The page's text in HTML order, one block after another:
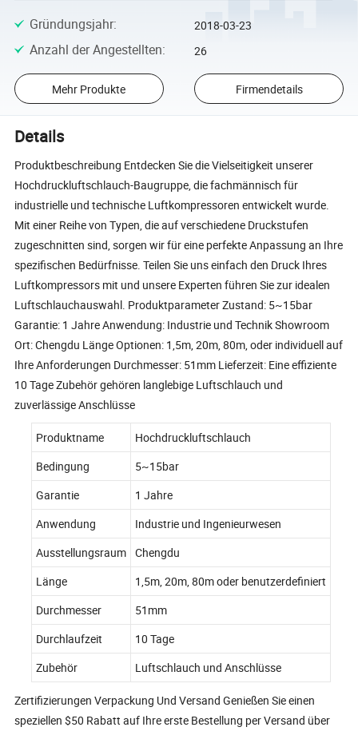
Gründungsjahr: 2018-03-23
Anzahl der Angestellten: 26
Mehr Produkte Firmendetails
Details
Produktbeschreibung Entdecken Sie die Vielseitigkeit unserer
Hochdruckluftschlauch-Baugruppe, die fachmännisch für
industrielle und technische Luftkompressoren entwickelt wurde.
Mit einer Reihe von Typen, die auf verschiedene Druckstufen
zugeschnitten sind, sorgen wir für eine perfekte Anpassung an Ihre
spezifischen Bedürfnisse. Teilen Sie uns einfach den Druck Ihres
Luftkompressors mit und unsere Experten führen Sie zur idealen
Luftschlauchauswahl. Produktparameter Zustand: 5~15bar
Garantie: 1 Jahre Anwendung: Industrie und Technik Showroom
Ort: Chengdu Länge Optionen: 1,5m, 20m, 80m, oder individuell auf
Ihre Anforderungen Durchmesser: 51mm Lieferzeit: Eine effiziente
10 Tage Zubehör gehören langlebige Luftschlauch und
zuverlässige Anschlüsse
Produktname
Hochdruckluftschlauch
Bedingung
5~15bar
Garantie
1 Jahre
Anwendung
Industrie und Ingenieurwesen
Ausstellungsraum Chengdu
Länge
1,5m, 20m, 80m oder benutzerdefiniert
Durchmesser
51mm
Durchlaufzeit
10 Tage
Zubehör
Luftschlauch und Anschlüsse
Zertifizierungen Verpackung Und Versand Genießen Sie einen
speziellen $50 Rabatt auf Ihre erste Bestellung per Versand über